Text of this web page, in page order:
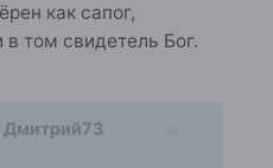
как сапог,
том свидетель Бог.
Дмитрий73